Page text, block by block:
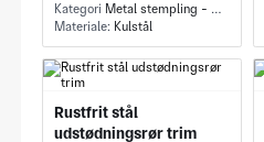
Kategori Metal stempling - Deep draw
Materiale: Kulstål
Rustfrit stål
udstødningsrør trim